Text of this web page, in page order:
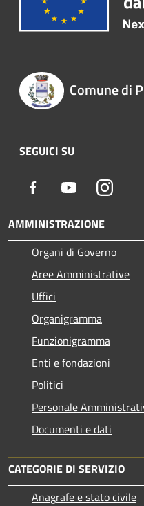
Comune di
SEGUICI SU
Facebook Youtube
AMMINISTRAZIONE
Organi di Governo
Aree Amministrative
Uffici
Organigramma
Funzionigramma
Enti e fondazioni
Politici
Personale
Documenti e dati
CATEGORIE DI SERVIZIO
Anagrafe e stato civile